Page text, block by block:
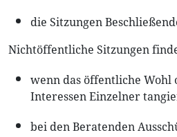
die Sitzungen
Nichtöffentliche Sitzungen
wenn das öffentliche Wohl
Interessen Einzelner
bei den Beratenden